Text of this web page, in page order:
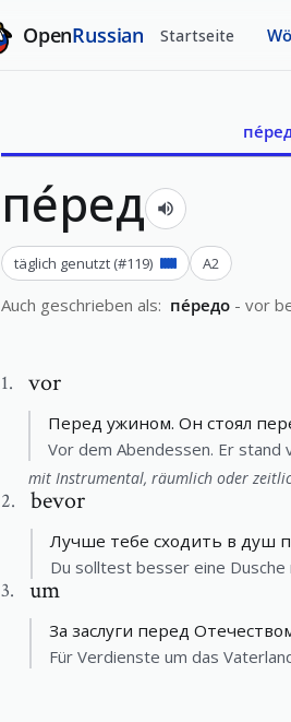
OpenRussian Startseite
пе́ред
täglich genutzt (#119) A2
Auch geschrieben als: пе́редо- vor
1. vor
Перед ужином. Он стоял
Vor dem Abendessen. Er stand
mit Instrumental, räumlich oder
2. bevor
Лучше тебе сходить в душ
Du solltest besser eine
3. um
За заслуги перед
Für Verdienste um das